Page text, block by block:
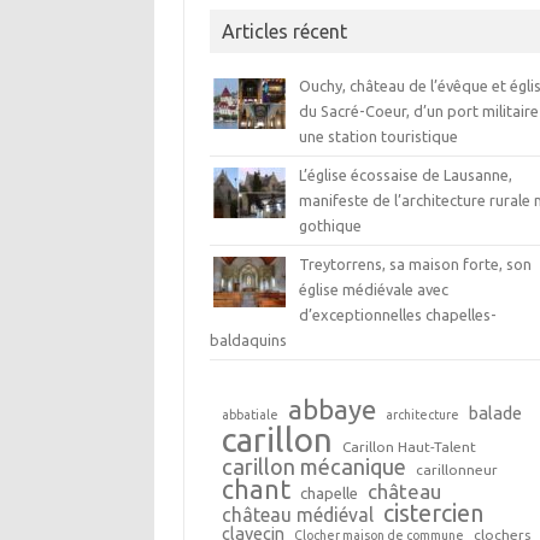
Articles récent
Ouchy, château de l’évêque et
du Sacré-Coeur, d’un port militaire
une station touristique
L’église écossaise de Lausanne,
manifeste de l’architecture rurale
gothique
Treytorrens, sa maison forte, son
église médiévale avec
d’exceptionnelles chapelles-
baldaquins
abbatiale abbaye architecture balade
carillon Carillon Haut-Talent
carillon mécanique carillonneur
chant chapelle château
château médiéval cistercien
clavecin Clocher maison de commune clochers